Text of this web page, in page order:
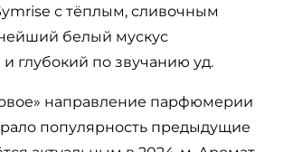
с тёплым, сливочным
белый мускус
глубокий по звучанию уд.
направление парфюмерии
популярность предыдущие